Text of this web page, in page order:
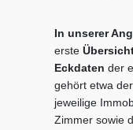
In unserer
erste
Eckdaten der
gehört etwa
jeweilige
Zimmer sowie